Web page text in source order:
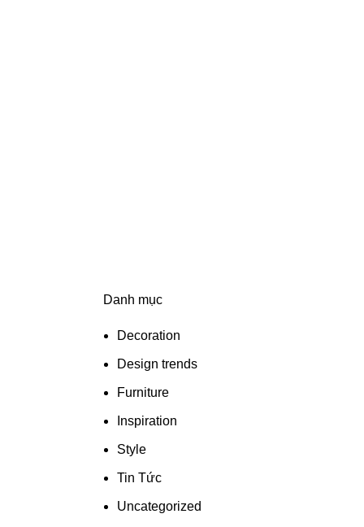
Danh mục
Decoration
Design trends
Furniture
Inspiration
Style
Tin Tức
Uncategorized